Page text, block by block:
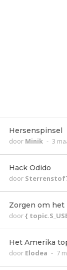
Hersenspinsel
door Minik - 3
Hack Odido
door
Zorgen om het
door{
Het Amerika
door Elodea - 7